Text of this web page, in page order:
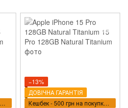
Кешбек - 500 грн на покупку ВПТ
−13%
ДОВІЧНА ГАРАНТІЯ
Кешбек - 500 грн на покупку ВПТ